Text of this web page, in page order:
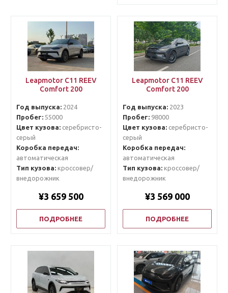
Leapmotor C11 REEV
Comfort 200
Год выпуска:2024
Пробег:55000
Цвет кузова:серебристо-
серый
Коробка передач:
автоматическая
Тип кузова:кроссовер/
внедорожник
¥3 659 500
ПОДРОБНЕЕ
Leapmotor C11 REEV
Comfort 200
Год выпуска:2023
Пробег:98000
Цвет кузова:серебристо-
серый
Коробка передач:
автоматическая
Тип кузова:кроссовер/
внедорожник
¥3 569 000
ПОДРОБНЕЕ